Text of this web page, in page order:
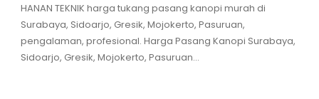
HANAN TEKNIK harga tukang pasang kanopi murah di
Surabaya, Sidoarjo, Gresik, Mojokerto, Pasuruan,
pengalaman, profesional. Harga Pasang Kanopi Surabaya,
Sidoarjo, Gresik, Mojokerto, Pasuruan...